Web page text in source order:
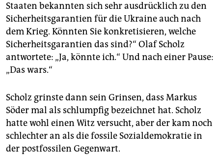
Staaten bekannten sich sehr ausdrücklich zu den
Sicherheitsgarantien für die Ukraine auch nach
dem Krieg. Könnten Sie konkretisieren, welche
Sicherheitsgarantien das sind?“ Olaf Scholz
antwortete: „Ja, könnte ich.“ Und nach einer Pause:
„Das wars.“
Scholz grinste dann sein Grinsen, dass Markus
Söder mal als schlumpfig bezeichnet hat. Scholz
hatte wohl einen Witz versucht, aber der kam noch
schlechter an als die fossile Sozial­demokratie in
der postfossilen Gegenwart.